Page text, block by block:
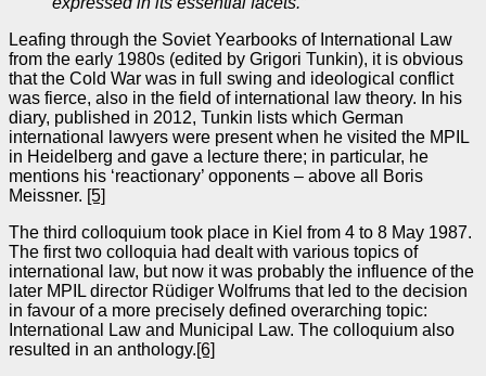
Leafing through the Soviet Yearbooks of International Law
from the early 1980s (edited by Grigori Tunkin), it is obvious
that the Cold War was in full swing and ideological conflict
was fierce, also in the field of international law theory. In his
diary, published in 2012, Tunkin lists which German
international lawyers were present when he visited the MPIL
in Heidelberg and gave a lecture there; in particular, he
mentions his ‘reactionary’ opponents – above all Boris
Meissner. [5]
The third colloquium took place in Kiel from 4 to 8 May 1987.
The first two colloquia had dealt with various topics of
international law, but now it was probably the influence of the
later MPIL director Rüdiger Wolfrums that led to the decision
in favour of a more precisely defined overarching topic:
International Law and Municipal Law. The colloquium also
resulted in an anthology. [6]